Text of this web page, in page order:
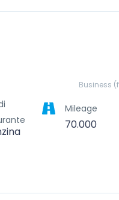
Business
Mileage
70.000